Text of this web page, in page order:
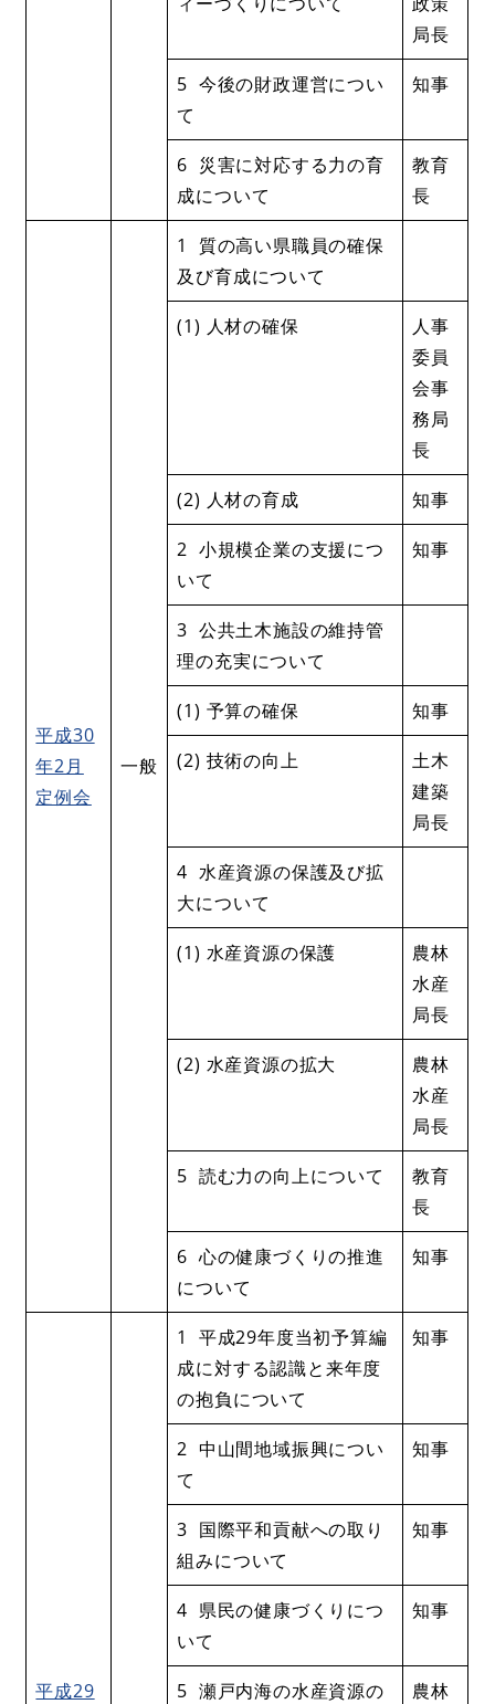
局長
5 今後の財政運営につい
て
知事
6 災害に対応する力の育
成について
教育
長
平成30
年2月
定例会
一般
1 質の高い県職員の確保
及び育成について
(1) 人材の確保
人事
委員
会事
務局
長
(2) 人材の育成 知事
2 小規模企業の支援につ
いて
知事
3 公共土木施設の維持管
理の充実について
(1) 予算の確保 知事
(2) 技術の向上
土木
建築
局長
4 水産資源の保護及び拡
大について
(1) 水産資源の保護
農林
水産
局長
(2) 水産資源の拡大
農林
水産
局長
5 読む力の向上について
教育
長
6 心の健康づくりの推進
について
知事
平成29
1 平成29年度当初予算編
成に対する認識と来年度
の抱負について
知事
2 中山間地域振興につい
て
知事
3 国際平和貢献への取り
組みについて
知事
4 県民の健康づくりにつ
いて
知事
5 瀬戸内海の水産資源の
農林